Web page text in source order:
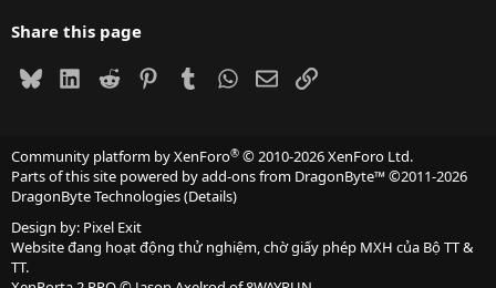
Share this page
BlueskyLinkedIn
Reddit PinterestTumblrWhatsApp
EmailLink
Community platform by XenForo® © 2010-2026 XenForo Ltd.
Parts of this site powered byadd-ons from DragonByte™©2011-2026
DragonByte Technologies(Details)
Design by: Pixel Exit
Website đang hoạt động thử nghiệm, chờ giấy phép MXH của Bộ TT &
TT.